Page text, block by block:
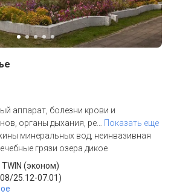
аппарат, болезни крови и
органы дыхания, ре
Показать еще
минеральных вод, неинвазивная
грязи озера дикое
(эконом)
25.12-07.01)